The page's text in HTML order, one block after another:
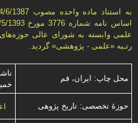
رتـبه «علمی - پژوهشی» گرديد.
محل چاپ: ایران، قم
حوزۀ تخصصی: تاریخ پژوهی